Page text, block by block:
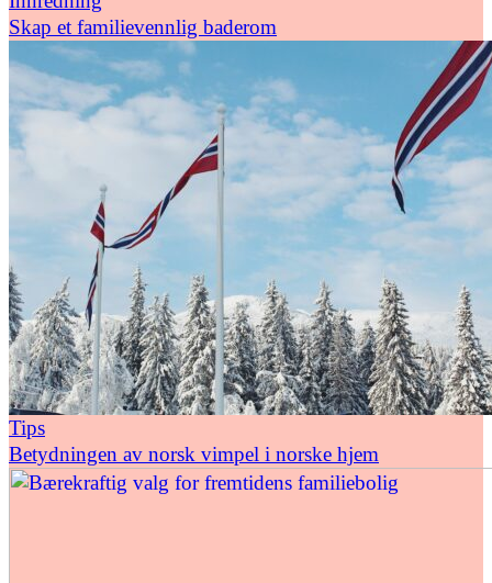
Skap et familievennlig baderom
Tips
Betydningen av norsk vimpel i norske hjem